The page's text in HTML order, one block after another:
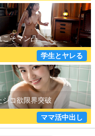
学生とヤレる
ママ活中出し